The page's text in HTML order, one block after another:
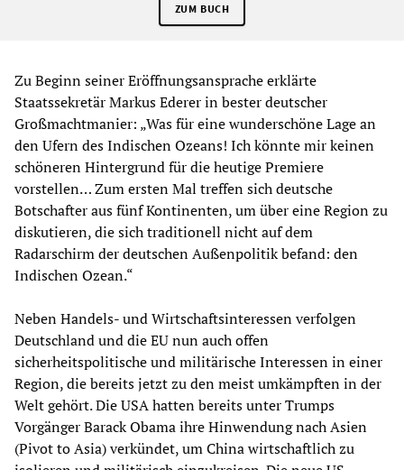
ZUM BUCH
Zu Beginn seiner Eröffnungsansprache erklärte
Staatssekretär Markus Ederer in bester deutscher
Großmachtmanier: „Was für eine wunderschöne Lage an
den Ufern des Indischen Ozeans! Ich könnte mir keinen
schöneren Hintergrund für die heutige Premiere
vorstellen… Zum ersten Mal treffen sich deutsche
Botschafter aus fünf Kontinenten, um über eine Region zu
diskutieren, die sich traditionell nicht auf dem
Radarschirm der deutschen Außenpolitik befand: den
Indischen Ozean.“
Neben Handels- und Wirtschaftsinteressen verfolgen
Deutschland und die EU nun auch offen
sicherheitspolitische und militärische Interessen in einer
Region, die bereits jetzt zu den meist umkämpften in der
Welt gehört. Die USA hatten bereits unter Trumps
Vorgänger Barack Obama ihre Hinwendung nach Asien
(Pivot to Asia) verkündet, um China wirtschaftlich zu